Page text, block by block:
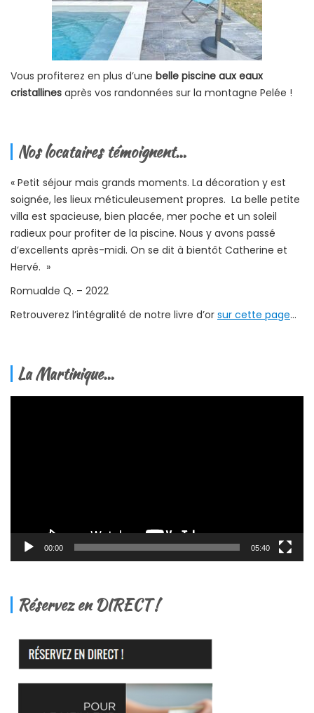
Vous profiterez en plus d’une belle piscine aux eaux
cristallines après vos randonnées sur la montagne Pelée !
Nos locataires témoignent…
« Petit séjour mais grands moments. La décoration y est
soignée, les lieux méticuleusement propres. La belle petite
villa est spacieuse, bien placée, mer poche et un soleil
radieux pour profiter de la piscine. Nous y avons passé
d’excellents après-midi. On se dit à bientôt Catherine et
Hervé. »
Romualde Q. – 2022
Retrouverez l’intégralité de notre livre d’or sur cette page…
La Martinique…
00:00 05:40
Réservez en DIRECT !